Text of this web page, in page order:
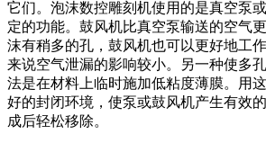
它们。泡沫数控雕刻机使用的是真空泵
定的功能。鼓风机比真空泵输送的空气
沫有稍多的孔，鼓风机也可以更好地工
来说空气泄漏的影响较小。另一种使多
法是在材料上临时施加低粘度薄膜。用
好的封闭环境，使泵或鼓风机产生有效
成后轻松移除。